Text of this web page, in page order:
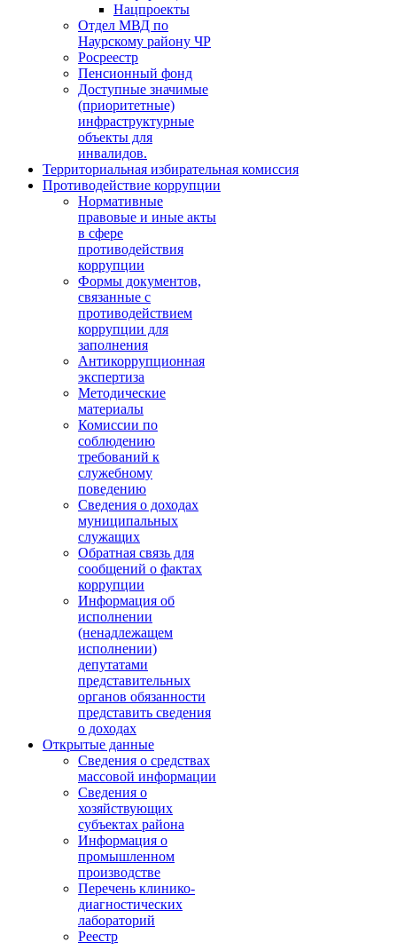
Нацпроекты
Отдел МВД по
Наурскому району ЧР
Росреестр
Пенсионный фонд
Доступные значимые
(приоритетные)
инфраструктурные
объекты для
инвалидов.
Территориальная избирательная комиссия
Противодействие коррупции
Нормативные
правовые и иные акты
в сфере
противодействия
коррупции
Формы документов,
связанные с
противодействием
коррупции для
заполнения
Антикоррупционная
экспертиза
Методические
материалы
Комиссии по
соблюдению
требований к
служебному
поведению
Сведения о доходах
муниципальных
служащих
Обратная связь для
сообщений о фактах
коррупции
Информация об
исполнении
(ненадлежащем
исполнении)
депутатами
представительных
органов обязанности
представить сведения
о доходах
Открытые данные
Сведения о средствах
массовой информации
Сведения о
хозяйствующих
субъектах района
Информация о
промышленном
производстве
Перечень клинико-
диагностических
лабораторий
Реестр